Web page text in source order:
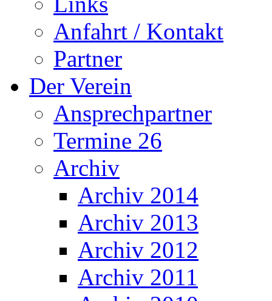
Anfahrt / Kontakt
Partner
Der Verein
Ansprechpartner
Termine 26
Archiv
Archiv 2014
Archiv 2013
Archiv 2012
Archiv 2011